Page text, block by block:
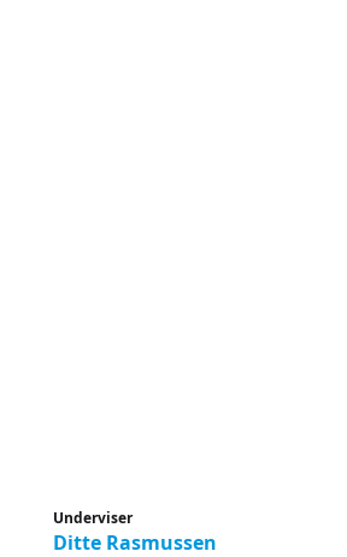
Underviser
Ditte Rasmussen